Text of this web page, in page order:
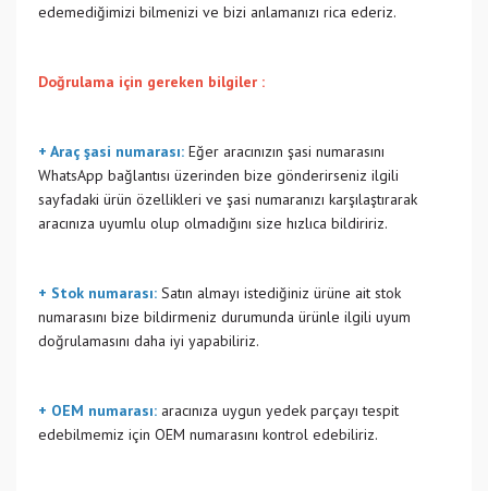
edemediğimizi bilmenizi ve bizi anlamanızı rica ederiz.
Doğrulama için gereken bilgiler :
+ Araç şasi numarası: Eğer aracınızın şasi numarasını
WhatsApp bağlantısı üzerinden bize gönderirseniz ilgili
sayfadaki ürün özellikleri ve şasi numaranızı karşılaştırarak
aracınıza uyumlu olup olmadığını size hızlıca bildiririz.
+ Stok numarası: Satın almayı istediğiniz ürüne ait stok
numarasını bize bildirmeniz durumunda ürünle ilgili uyum
doğrulamasını daha iyi yapabiliriz.
+ OEM numarası: aracınıza uygun yedek parçayı tespit
edebilmemiz için OEM numarasını kontrol edebiliriz.